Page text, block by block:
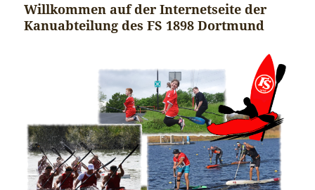
Willkommen auf der Internetseite der
Kanuabteilungdes FS 1898 Dortmund